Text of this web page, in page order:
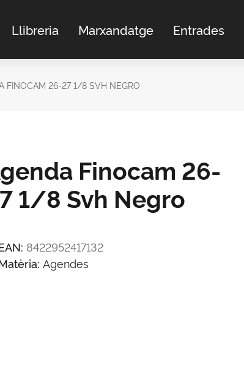
Llibreria Marxandatge Entrades
FINOCAM 26-27 1/8 SVH NEGRO
Finocam 26-
1/8 Svh Negro
8422952417132
Agendes